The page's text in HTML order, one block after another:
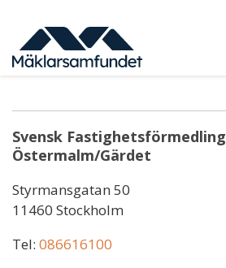
huvudinnehåll
Hanna Gulve
Svensk Fastighetsförmedling
Östermalm/Gärdet
Styrmansgatan 50
11460 Stockholm
Tel: 086616100